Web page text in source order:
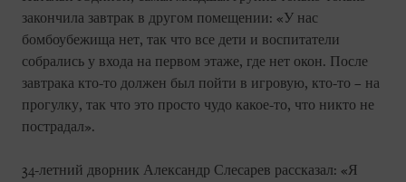
закончила завтрак в другом помещении: «У нас
бомбоубежища нет, так что все дети и воспитатели
собрались у входа на первом этаже, где нет окон. После
завтрака кто-то должен был пойти в игровую, кто-то – на
прогулку, так что это просто чудо какое-то, что никто не
пострадал».
34-летний дворник Александр Слесарев рассказал: «Я